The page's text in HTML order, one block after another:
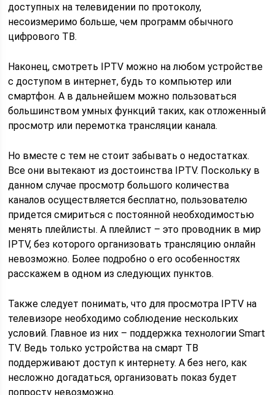
доступных на телевидении по протоколу,
несоизмеримо больше, чем программ обычного
цифрового ТВ.
Наконец, смотреть IPTV можно на любом устройстве
с доступом в интернет, будь то компьютер или
смартфон. А в дальнейшем можно пользоваться
большинством умных функций таких, как отложенный
просмотр или перемотка трансляции канала.
Но вместе с тем не стоит забывать о недостатках.
Все они вытекают из достоинства IPTV. Поскольку в
данном случае просмотр большого количества
каналов осуществляется бесплатно, пользователю
придется смириться с постоянной необходимостью
менять плейлисты. А плейлист – это проводник в мир
IPTV, без которого организовать трансляцию онлайн
невозможно. Более подробно о его особенностях
расскажем в одном из следующих пунктов.
Также следует понимать, что для просмотра IPTV на
телевизоре необходимо соблюдение нескольких
условий. Главное из них – поддержка технологии Smart
TV. Ведь только устройства на смарт ТВ
поддерживают доступ к интернету. А без него, как
несложно догадаться, организовать показ будет
попросту невозможно.